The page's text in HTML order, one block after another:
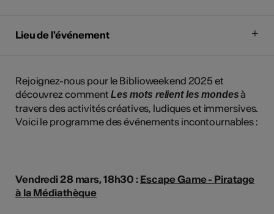
Lieu de l'événement
Rejoignez-nous pour le Biblioweekend 2025 et
découvrez comment Les mots relient les mondesà
travers des activités créatives, ludiques et immersives.
Voici le programme des événements incontournables :
Vendredi 28 mars, 18h30 : Escape Game - Piratage
à la Médiathèque